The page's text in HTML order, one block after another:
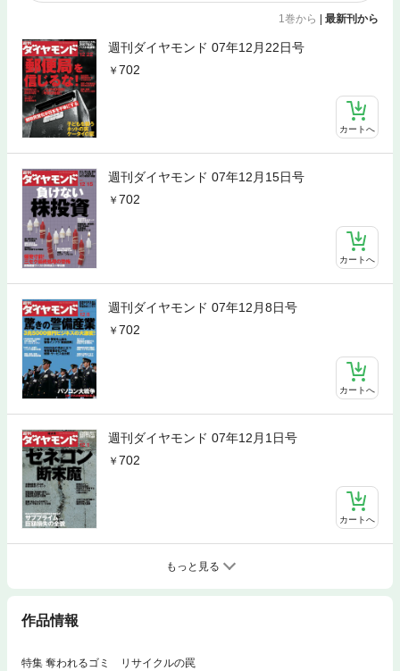
1巻から | 最新刊から
週刊ダイヤモンド 07年12月22日号
702
カートへ
週刊ダイヤモンド 07年12月15日号
702
カートへ
週刊ダイヤモンド 07年12月8日号
702
カートへ
週刊ダイヤモンド 07年12月1日号
702
カートへ
もっと見る
作品情報
特集 奪われるゴミ リサイクルの罠